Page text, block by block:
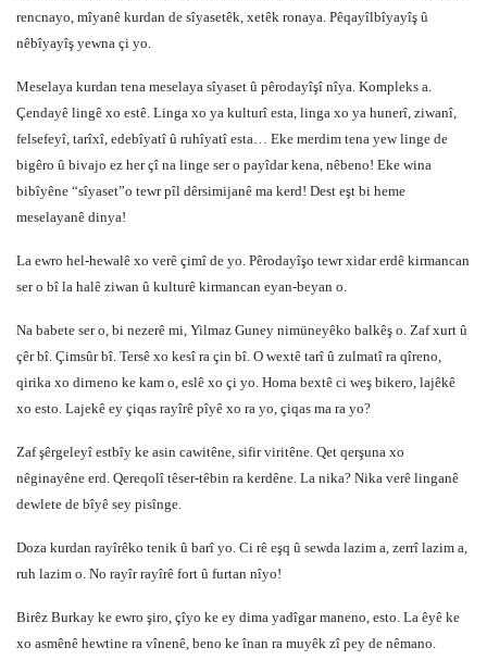
rencnayo, mîyanê kurdan de sîyasetêk, xetêk ronaya. Pêqayîlbîyayîş û
nêbîyayîş yewna çi yo.
Meselaya kurdan tena meselaya sîyaset û pêrodayîşî nîya. Kompleks a.
Çendayê lingê xo estê. Linga xo ya kulturî esta, linga xo ya hunerî, ziwanî,
felsefeyî, tarîxî, edebîyatî û ruhîyatî esta… Eke merdim tena yew linge de
bigêro û bivajo ez her çî na linge ser o payîdar kena, nêbeno! Eke wina
bibîyêne “sîyaset”o tewr pîl dêrsimijanê ma kerd! Dest eşt bi heme
meselayanê dinya!
La ewro hel-hewalê xo verê çimî de yo. Pêrodayîşo tewr xidar erdê kirmancan
ser o bî la halê ziwan û kulturê kirmancan eyan-beyan o.
Na babete ser o, bi nezerê mi, Yilmaz Guney nimüneyêko balkêş o. Zaf xurt û
çêr bî. Çimsûr bî. Tersê xo kesî ra çin bî. O wextê tarî û zulmatî ra qîreno,
qirika xo dirneno ke kam o, eslê xo çi yo. Homa bextê ci weş bikero, lajêkê
xo esto. Lajekê ey çiqas rayîrê pîyê xo ra yo, çiqas ma ra yo?
Zaf şêrgeleyî estbîy ke asin cawitêne, sifir viritêne. Qet qerşuna xo
nêginayêne erd. Qereqolî têser-têbin ra kerdêne. La nika? Nika verê linganê
dewlete de bîyê sey pisînge.
Doza kurdan rayîrêko tenik û barî yo. Ci rê eşq û sewda lazim a, zerrî lazim a,
ruh lazim o. No rayîr rayîrê fort û furtan nîyo!
Birêz Burkay ke ewro şiro, çîyo ke ey dima yadîgar maneno, esto. La êyê ke
xo asmênê hewtine ra vînenê, beno ke înan ra muyêk zî pey de nêmano.